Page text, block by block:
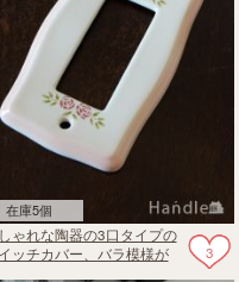
在庫5個
3
ゃれな陶器の3口タイプの
ッチカバー、バラ模様が